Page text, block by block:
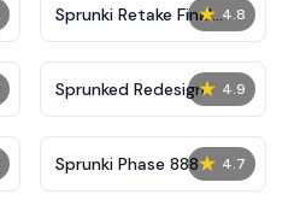
★ 4.8
Sprunki Retake Final
Update
★ 4.9
Sprunked Redesign
★ 4.7
Sprunki Phase 888